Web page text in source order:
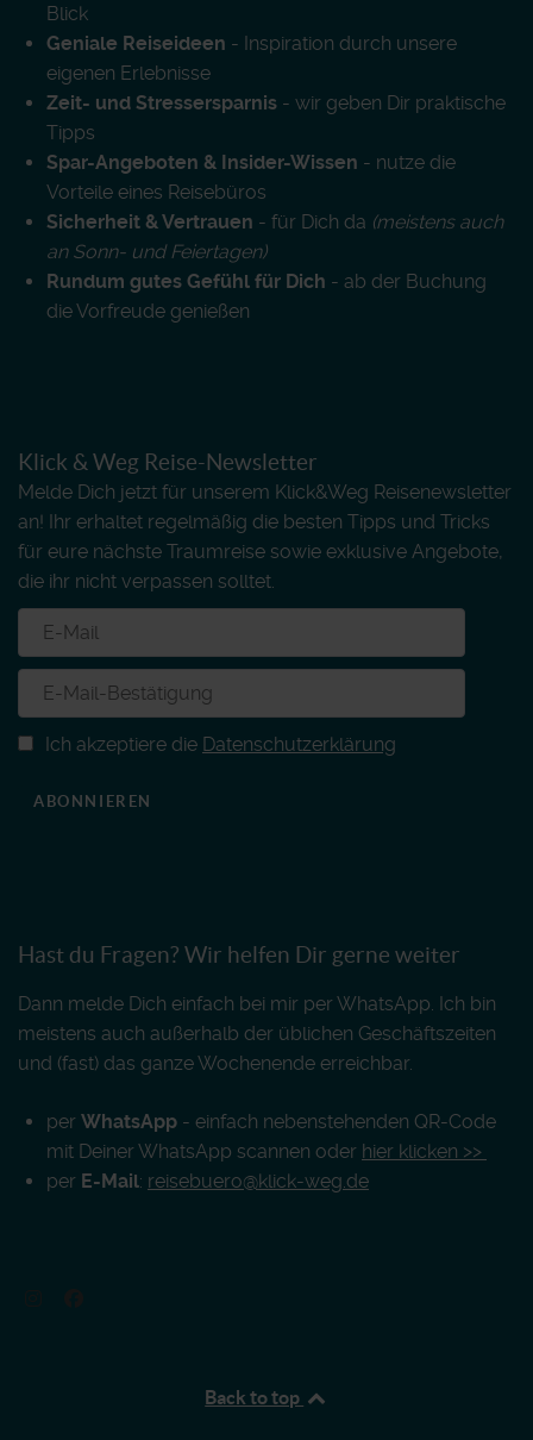
Blick
Geniale Reiseideen - Inspiration durch unsere
eigenen Erlebnisse
Zeit- und Stressersparnis - wir geben Dir praktische
Tipps
Spar-Angeboten & Insider-Wissen - nutze die
Vorteile eines Reisebüros
Sicherheit & Vertrauen - für Dich da (meistens auch
an Sonn- und Feiertagen)
Rundum gutes Gefühl für Dich - ab der Buchung
die Vorfreude genießen
Klick & Weg Reise-Newsletter
Melde Dich jetzt für unserem Klick&Weg Reisenewsletter
an! Ihr erhaltet regelmäßig die besten Tipps und Tricks
für eure nächste Traumreise sowie exklusive Angebote,
die ihr nicht verpassen solltet.
Ich akzeptiere die Datenschutzerklärung
ABONNIEREN
Hast du Fragen? Wir helfen Dir gerne weiter
Dann melde Dich einfach bei mir per WhatsApp. Ich bin
meistens auch außerhalb der üblichen Geschäftszeiten
und (fast) das ganze Wochenende erreichbar.
per WhatsApp - einfach nebenstehenden QR-Code
mit Deiner WhatsApp scannen oder hier klicken >>
per E-Mail: reisebuero@klick-weg.de
Back to top